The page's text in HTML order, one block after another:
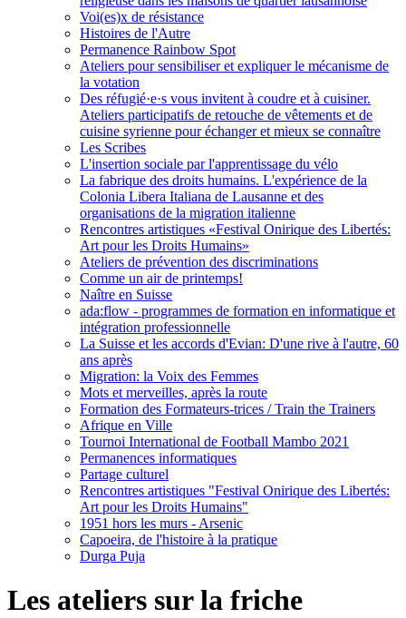
Voi(es)x de résistance
Histoires de l'Autre
Permanence Rainbow Spot
Ateliers pour sensibiliser et expliquer le mécanisme de
la votation
Des réfugié·e·s vous invitent à coudre et à cuisiner.
Ateliers participatifs de retouche de vêtements et de
cuisine syrienne pour échanger et mieux se connaître
Les Scribes
L'insertion sociale par l'apprentissage du vélo
La fabrique des droits humains. L'expérience de la
Colonia Libera Italiana de Lausanne et des
organisations de la migration italienne
Rencontres artistiques «Festival Onirique des Libertés:
Art pour les Droits Humains»
Ateliers de prévention des discriminations
Comme un air de printemps!
Naître en Suisse
ada:flow - programmes de formation en informatique et
intégration professionnelle
La Suisse et les accords d'Evian: D'une rive à l'autre, 60
ans après
Migration: la Voix des Femmes
Mots et merveilles, après la route
Formation des Formateurs-trices / Train the Trainers
Afrique en Ville
Tournoi International de Football Mambo 2021
Permanences informatiques
Partage culturel
Rencontres artistiques "Festival Onirique des Libertés:
Art pour les Droits Humains"
1951 hors les murs - Arsenic
Capoeira, de l'histoire à la pratique
Durga Puja
Les ateliers sur la friche